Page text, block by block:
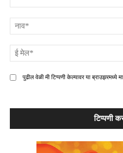
पुढील वेळी मी टिप्पणी केल्यावर या